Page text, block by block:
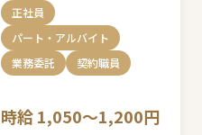
正社員
パート・アルバイト
業務委託
契約職員
時給 1,050〜1,200円